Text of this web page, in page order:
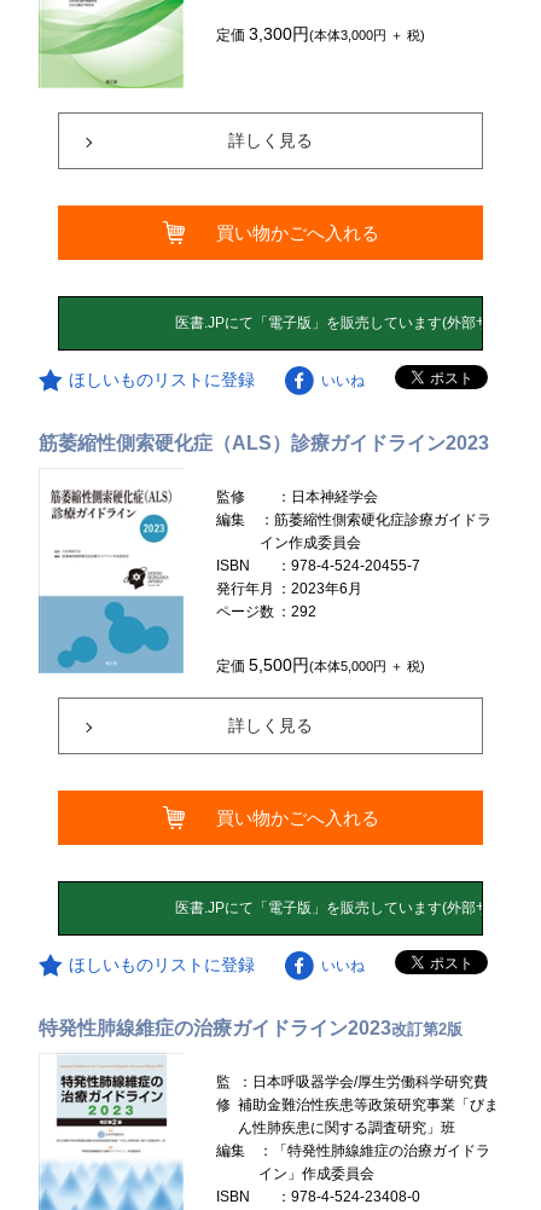
定価3,300円(本体3,000円 ＋ 税)
詳しく見る
買い物かごへ入れる
ほしいものリストに登録 いいね
筋萎縮性側索硬化症（ALS）診療ガイドライン2023
監修
：日本神経学会
編集
：筋萎縮性側索硬化症診療ガイドラ
イン作成委員会
ISBN
：978-4-524-20455-7
発行年月
：2023年6月
ページ数 ：292
定価5,500円(本体5,000円 ＋ 税)
詳しく見る
買い物かごへ入れる
ほしいものリストに登録 いいね
特発性肺線維症の治療ガイドライン2023改訂第2版
監
修
：日本呼吸器学会/厚生労働科学研究費
補助金難治性疾患等政策研究事業「びま
ん性肺疾患に関する調査研究」班
編集
：「特発性肺線維症の治療ガイドラ
イン」作成委員会
ISBN
：978-4-524-23408-0